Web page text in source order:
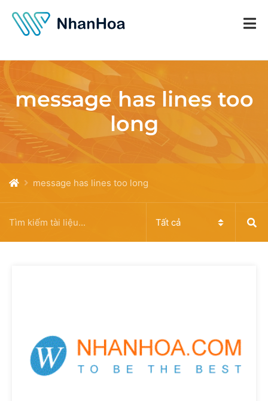
message has lines too
long
message has lines too long